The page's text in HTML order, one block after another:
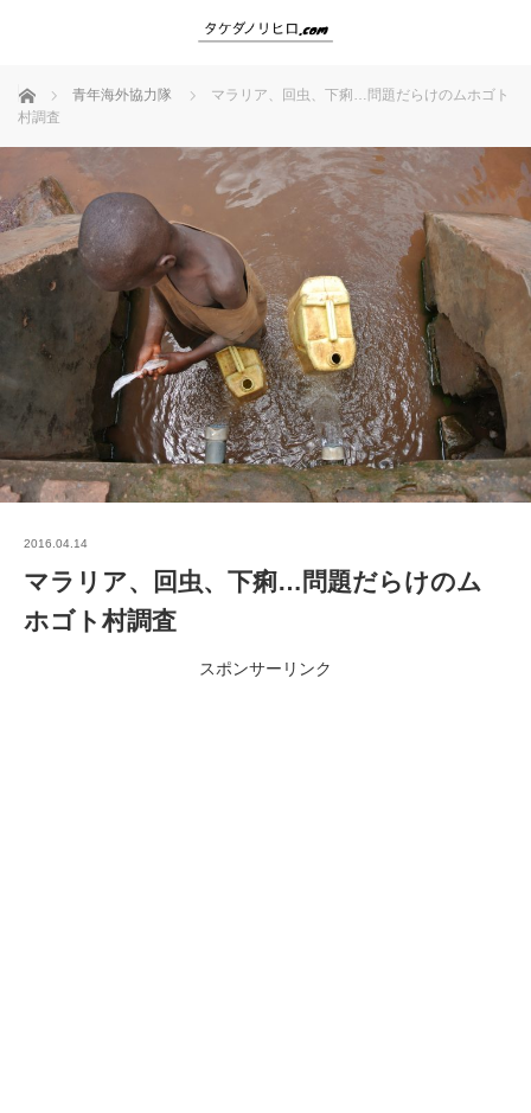
ホーム 青年海外協力隊
マラリア、回虫、下痢…問題だらけのムホゴト
村調査
2016.04.14
マラリア、回虫、下痢…問題だらけのム
ホゴト村調査
スポンサーリンク